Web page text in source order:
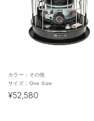
カラー： その他
サイズ： One Size
¥52,580